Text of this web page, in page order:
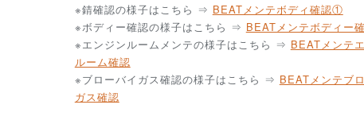
※錆確認の様子はこちら ⇒ BEATメンテボディ確認①
※ボディー確認の様子はこちら ⇒ BEATメンテボディー
※エンジンルームメンテの様子はこちら ⇒ BEATメンテ
ルーム確認
※ブローバイガス確認の様子はこちら ⇒ BEATメンテブ
ガス確認